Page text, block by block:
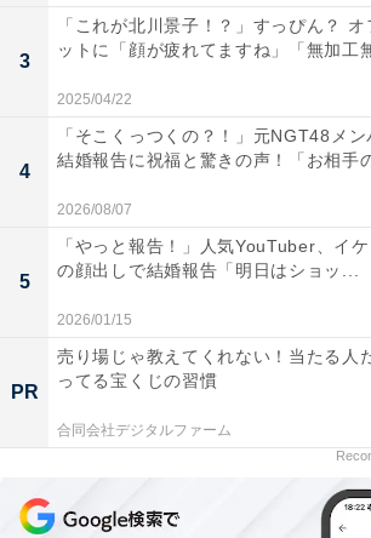
3
「これが北川景子！？」すっぴん？ オ
ットに「顔が疲れてますね」「無加工
2025/04/22
4
「そこくっつくの？！」元NGT48メン
結婚報告に祝福と驚きの声！「お相手
2026/08/07
5
「やっと報告！」人気YouTuber、イ
の顔出しで結婚報告「明日はショッ...
2026/01/15
PR
売り場じゃ教えてくれない！当たる人
ってる宝くじの習慣
合同会社デジタルファーム